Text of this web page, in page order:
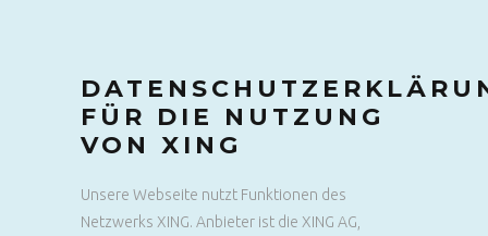
FÜR DIE NUTZUNG
VON XING
Unsere Webseite nutzt Funktionen des
Netzwerks XING. Anbieter ist die XING AG,